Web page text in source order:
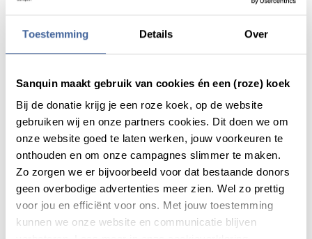
Toestemming Details Over
Sanquin maakt gebruik van cookies én een (roze) koek
Bij de donatie krijg je een roze koek, op de website
gebruiken wij en onze partners cookies. Dit doen we om
onze website goed te laten werken, jouw voorkeuren te
onthouden en om onze campagnes slimmer te maken.
Zo zorgen we er bijvoorbeeld voor dat bestaande donors
geen overbodige advertenties meer zien. Wel zo prettig
voor jou en efficiënt voor ons. Met jouw toestemming
kunnen we onze website en communicatie blijven
partijen. Dit gebeurt o.a. met de specialist in het ziekenhuis
specialist als extra informatie nodig is bij een transfusie of
voor een donatie.
Wij leveren ook, echter alleen na toestemming van een
donor, niet-voor-transfusie bloedproducten aan derde
partijen en persoonsgegevens aan Matchis voor
stamceldonaties. Het verwerken van persoonsgegevens
voor deze doeleinden doen wij op basis van:
Uw (uitdrukkelijke) toestemming
Een overeenkomst
Een wettelijke verplichting
Gerechtvaardigd belang Sanquin of een derde partij
De noodzakelijkheid voor doeleinden van preventieve